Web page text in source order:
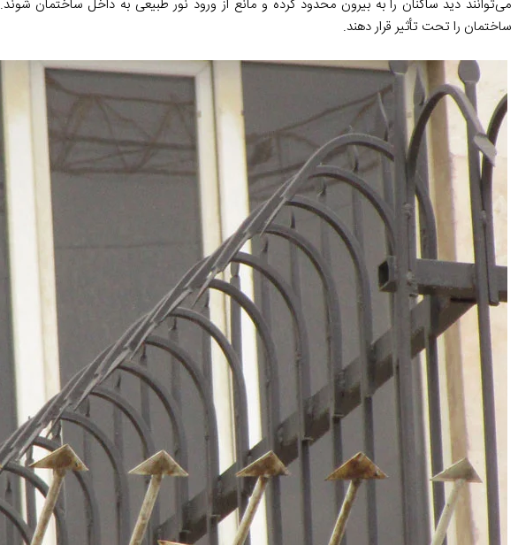
میتوانند دید ساکنان را به بیرون محدود کرده و مانع از ورود نور طبیعی به داخل ساختمان شوند.
ساختمان را تحت تأثیر قرار دهند.